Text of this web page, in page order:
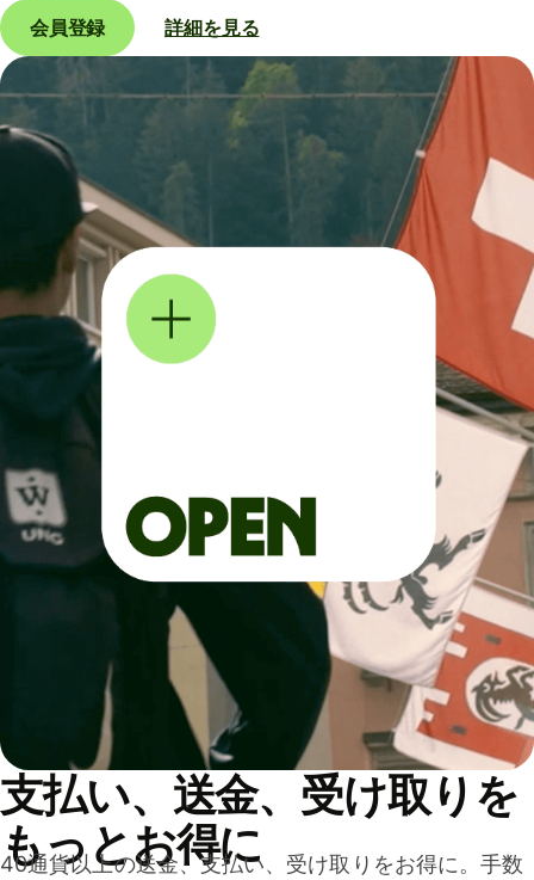
会員登録 詳細を見る
支払い、送金、受け取りを
もっとお得に
40通貨以上の送金、支払い、受け取りをお得に。手数